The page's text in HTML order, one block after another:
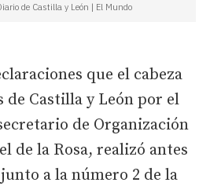
de Castilla y León | El Mundo
que el cabeza
de Castilla y León por el
de Organización
de la Rosa, realizó antes
a la número 2 de la